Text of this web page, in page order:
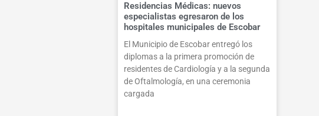
Residencias Médicas: nuevos
especialistas egresaron de los
hospitales municipales de Escobar
El Municipio de Escobar entregó los
diplomas a la primera promoción de
residentes de Cardiología y a la segunda
de Oftalmología, en una ceremonia
cargada